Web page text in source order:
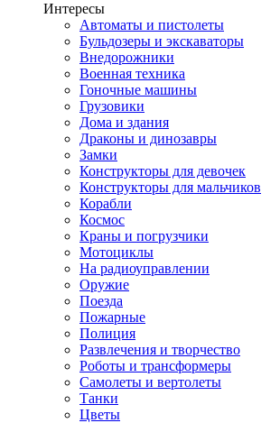
Интересы
Автоматы и пистолеты
Бульдозеры и экскаваторы
Внедорожники
Военная техника
Гоночные машины
Грузовики
Дома и здания
Драконы и динозавры
Замки
Конструкторы для девочек
Конструкторы для мальчиков
Корабли
Космос
Краны и погрузчики
Мотоциклы
На радиоуправлении
Оружие
Поезда
Пожарные
Полиция
Развлечения и творчество
Роботы и трансформеры
Самолеты и вертолеты
Танки
Цветы